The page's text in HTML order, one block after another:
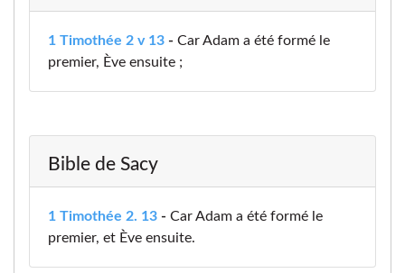
1 Timothée 2 v 13 - Car Adam a été formé le
premier, Ève ensuite ;
Bible de Sacy
1 Timothée 2. 13 - Car Adam a été formé le
premier, et Ève ensuite.